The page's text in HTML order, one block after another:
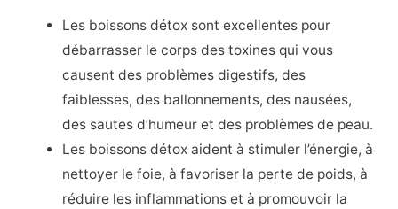
Les boissons détox sont excellentes pour
débarrasser le corps des toxines qui vous
causent des problèmes digestifs, des
faiblesses, des ballonnements, des nausées,
des sautes d’humeur et des problèmes de peau.
Les boissons détox aident à stimuler l’énergie, à
nettoyer le foie, à favoriser la perte de poids, à
réduire les inflammations et à promouvoir la